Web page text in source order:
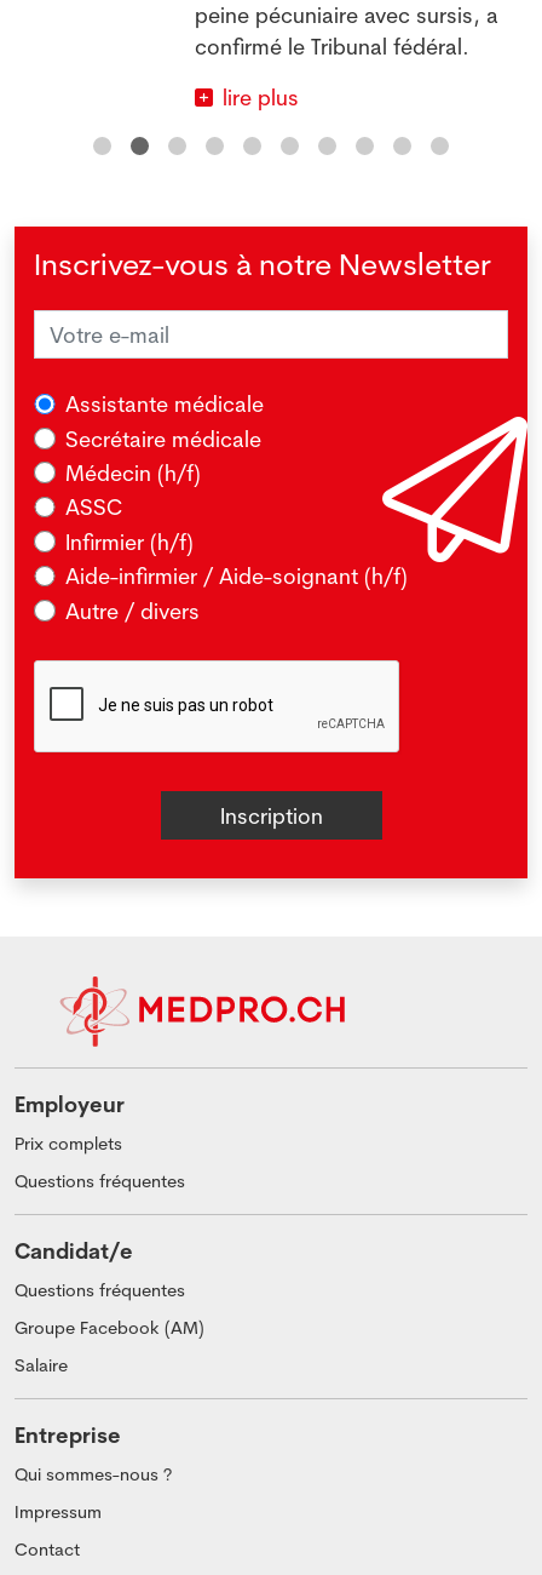
peine pécuniaire avec sursis, a
confirmé le Tribunal fédéral.
lire plus
Inscrivez-vous à notre Newsletter
Assistante médicale
Secrétaire médicale
Médecin (h/f)
ASSC
Infirmier (h/f)
Aide-infirmier / Aide-soignant (h/f)
Autre / divers
Employeur
Prix complets
Questions fréquentes
Candidat/e
Questions fréquentes
Groupe Facebook (AM)
Salaire
Entreprise
Qui sommes-nous ?
Impressum
Contact